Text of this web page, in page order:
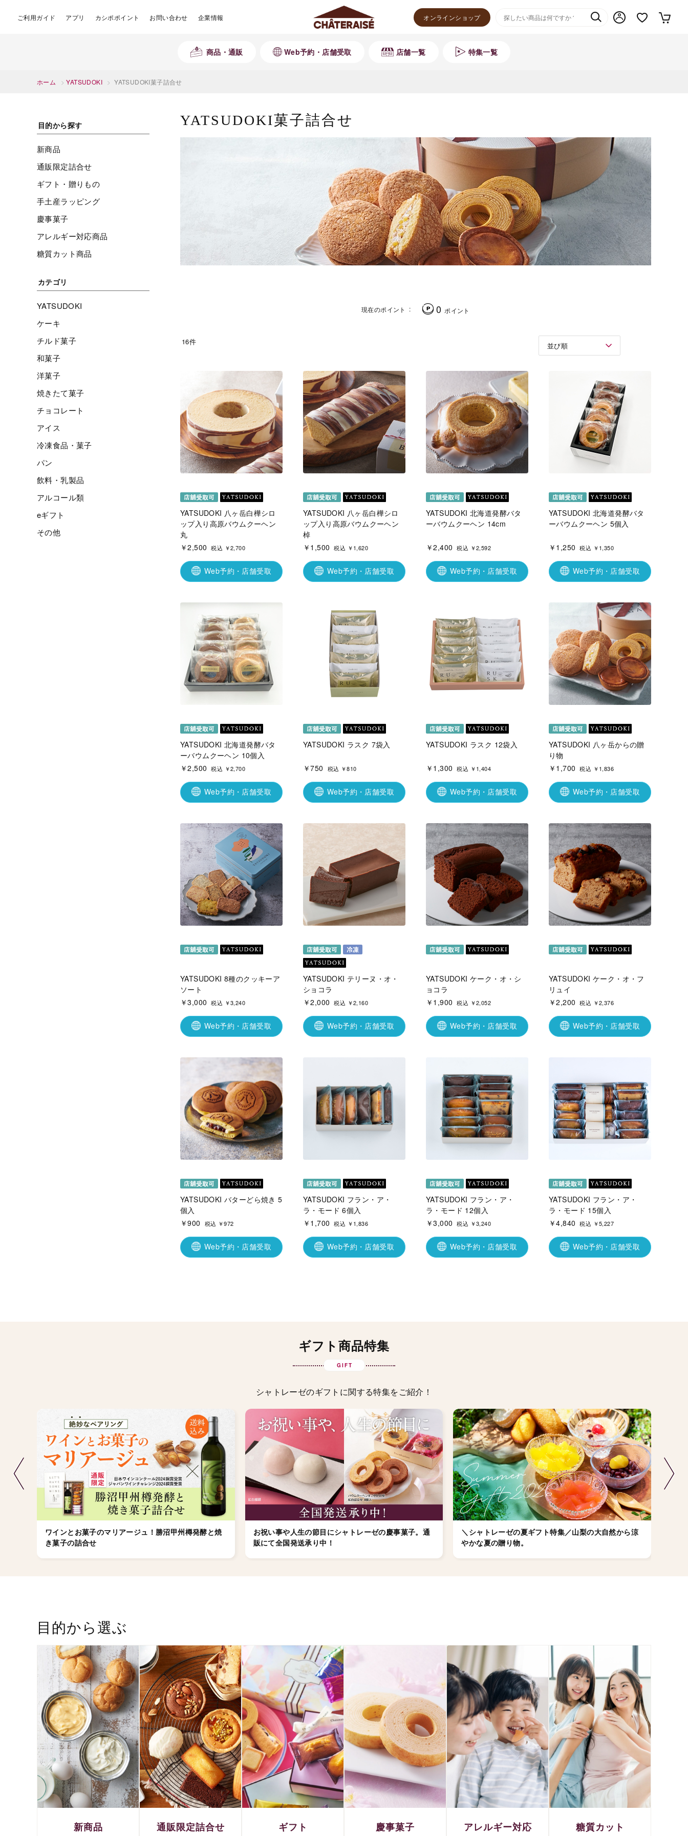
ご利用ガイド アプリ カシポポイント お問い合わせ 企業情報 オンラインショップ
商品・通販 Web予約・店舗受取 店舗一覧 特集一覧
ホーム >YATSUDOKI > YATSUDOKI菓子詰合せ
目的から探す
新商品
通販限定詰合せ
ギフト・贈りもの
手土産ラッピング
慶事菓子
アレルギー対応商品
糖質カット商品
カテゴリ
YATSUDOKI
ケーキ
チルド菓子
和菓子
洋菓子
焼きたて菓子
チョコレート
アイス
冷凍食品・菓子
パン
飲料・乳製品
アルコール類
eギフト
その他
YATSUDOKI菓子詰合せ
現在のポイント 0 ポイント
並び順
16件
YATSUDOKI 八ヶ岳白樺シロ
ップ入り高原バウムクーヘン
丸
￥2,500 税込 ￥2,700
Web予約・店舗受取
YATSUDOKI 八ヶ岳白樺シロ
ップ入り高原バウムクーヘン
棹
￥1,500 税込 ￥1,620
Web予約・店舗受取
YATSUDOKI 北海道発酵バタ
ーバウムクーヘン 14cm
￥2,400 税込 ￥2,592
Web予約・店舗受取
YATSUDOKI 北海道発酵バタ
ーバウムクーヘン 5個入
￥1,250 税込 ￥1,350
Web予約・店舗受取
YATSUDOKI 北海道発酵バタ
ーバウムクーヘン 10個入
￥2,500 税込 ￥2,700
Web予約・店舗受取
YATSUDOKI ラスク 7袋入
￥750 税込 ￥810
Web予約・店舗受取
YATSUDOKI ラスク 12袋入
￥1,300 税込 ￥1,404
Web予約・店舗受取
YATSUDOKI 八ヶ岳からの贈
り物
￥1,700 税込 ￥1,836
Web予約・店舗受取
YATSUDOKI 8種のクッキーア
ソート
￥3,000 税込 ￥3,240
Web予約・店舗受取
YATSUDOKI テリーヌ・オ・
ショコラ
￥2,000 税込 ￥2,160
Web予約・店舗受取
YATSUDOKI ケーク・オ・シ
ョコラ
￥1,900 税込 ￥2,052
Web予約・店舗受取
YATSUDOKI ケーク・オ・フ
リュイ
￥2,200 税込 ￥2,376
Web予約・店舗受取
YATSUDOKI バターどら焼き 5
個入
￥900
税込 ￥972
Web予約・店舗受取
YATSUDOKI フラン・ア・
ラ・モード 6個入
￥1,700 税込 ￥1,836
Web予約・店舗受取
YATSUDOKI フラン・ア・
ラ・モード 12個入
￥3,000 税込 ￥3,240
Web予約・店舗受取
YATSUDOKI フラン・ア・
ラ・モード 15個入
￥4,840 税込 ￥5,227
Web予約・店舗受取
ギフト商品特集
GIFT
シャトレーゼのギフトに関する特集をご紹介！
ワインとお菓子のマリアージュ！勝沼甲州樽発酵と焼
き菓子の詰合せ
お祝い事や人生の節目にシャトレーゼの慶事菓子。通
販にて全国発送承り中！
＼シャトレーゼの夏ギフト特集／山梨の大自然から涼
やかな夏の贈り物。
目的から選ぶ
新商品 通販限定詰合せ ギフト 慶事菓子 アレルギー対応 糖質カット